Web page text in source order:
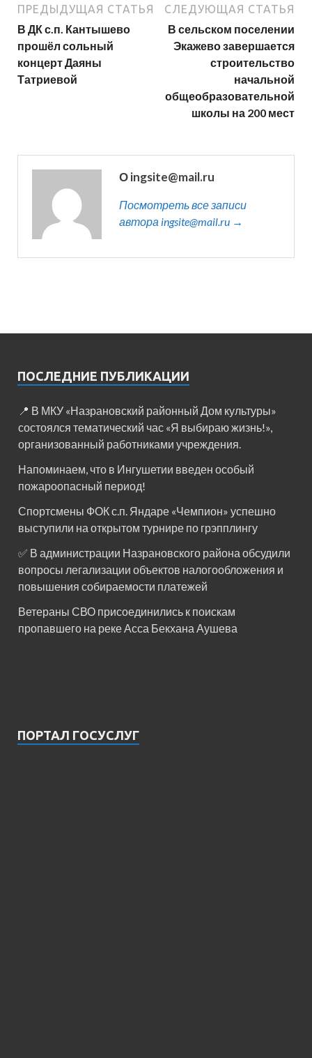
ПРЕДЫДУЩАЯ СТАТЬЯ
В ДК с.п. Кантышево
прошёл сольный
концерт Даяны
Татриевой
СЛЕДУЮЩАЯ СТАТЬЯ
В сельском поселении
Экажево завершается
строительство
начальной
общеобразовательной
школы на 200 мест
О ingsite@mail.ru
Посмотреть все записи
автора ingsite@mail.ru →
ПОСЛЕДНИЕ ПУБЛИКАЦИИ
📍 В МКУ «Назрановский районный Дом культуры»
состоялся тематический час «Я выбираю жизнь!»,
организованный работниками учреждения.
Напоминаем, что в Ингушетии введен особый
пожароопасный период!⁣⁣⠀
Спортсмены ФОК с.п. Яндаре «Чемпион» успешно
выступили на открытом турнире по грэпплингу
✅ В администрации Назрановского района обсудили
вопросы легализации объектов налогообложения и
повышения собираемости платежей
Ветераны СВО присоединились к поискам
пропавшего на реке Асса Бекхана Аушева
ПОРТАЛ ГОСУСЛУГ